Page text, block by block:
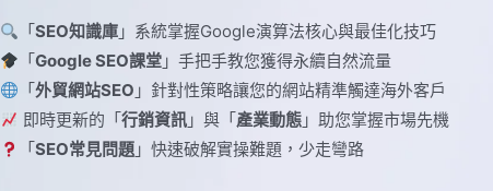
「SEO知識庫 」系統掌握Google演算法核心與最佳化技巧
「Google SEO課堂 」手把手教您獲得永續自然流量
「外貿網站SEO 」針對性策略讓您的網站精準觸達海外客戶
即時更新的「行銷資訊 」與「產業動態 」助您掌握市場先機
「SEO常見問題 」快速破解實操難題，少走彎路